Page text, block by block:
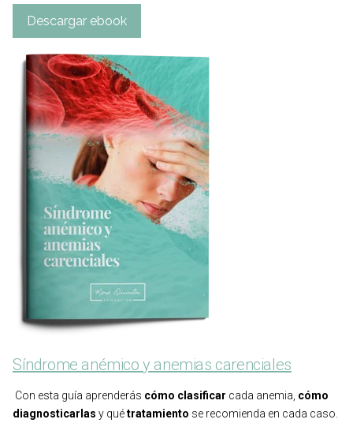
Descargar ebook
Síndrome anémico y anemias carenciales
Con esta guía aprenderás cómo clasificar cada anemia, cómo
diagnosticarlas y quétratamiento se recomienda en cada caso.